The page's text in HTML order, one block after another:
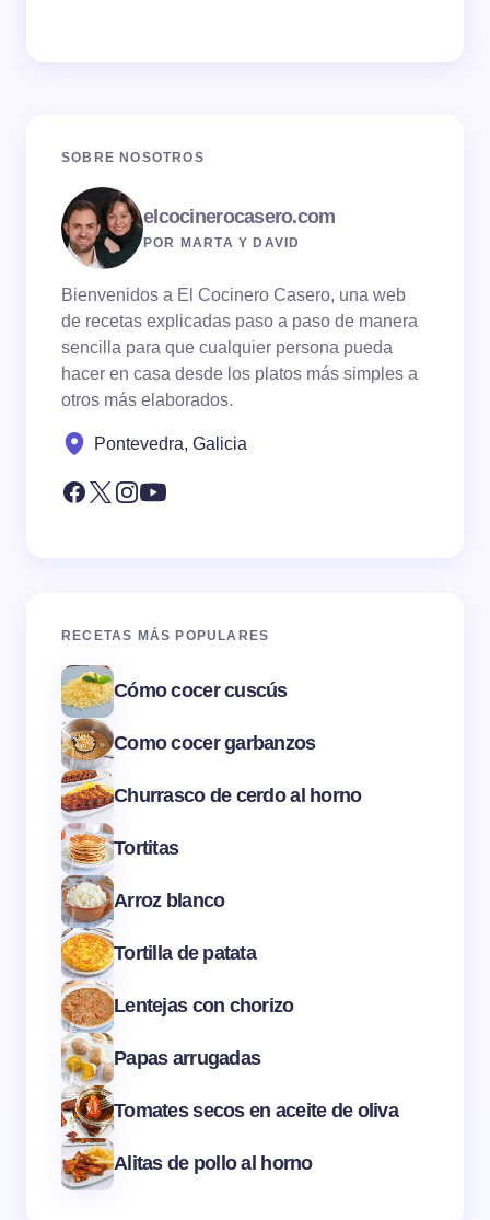
SOBRE NOSOTROS
elcocinerocasero.com
POR MARTA Y DAVID
Bienvenidos a El Cocinero Casero, una web
de recetas explicadas paso a paso de manera
sencilla para que cualquier persona pueda
hacer en casa desde los platos más simples a
otros más elaborados.
Pontevedra, Galicia
RECETAS MÁS POPULARES
Cómo cocer cuscús
Como cocer garbanzos
Churrasco de cerdo al horno
Tortitas
Arroz blanco
Tortilla de patata
Lentejas con chorizo
Papas arrugadas
Tomates secos en aceite de oliva
Alitas de pollo al horno